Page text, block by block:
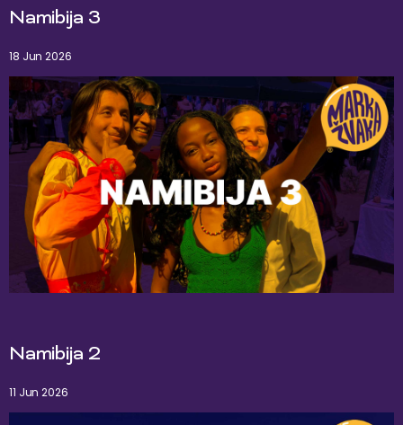
Namibija 3
18 Jun 2026
Namibija 2
11 Jun 2026